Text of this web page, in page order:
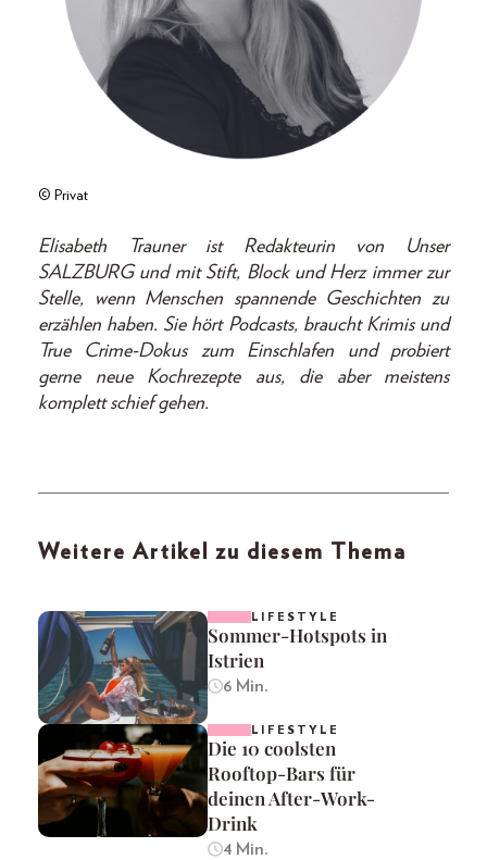
© Privat
Elisabeth Trauner ist Redakteurin von Unser
SALZBURG und mit Stift, Block und Herz immer zur
Stelle, wenn Menschen spannende Geschichten zu
erzählen haben. Sie hört Podcasts, braucht Krimis und
True Crime-Dokus zum Einschlafen und probiert
gerne neue Kochrezepte aus, die aber meistens
komplett schief gehen.
Weitere Artikel zu diesem Thema
LIFESTYLE
Sommer-Hotspots in
Istrien
6 Min.
LIFESTYLE
Die 10 coolsten
Rooftop-Bars für
deinen After-Work-
Drink
4 Min.